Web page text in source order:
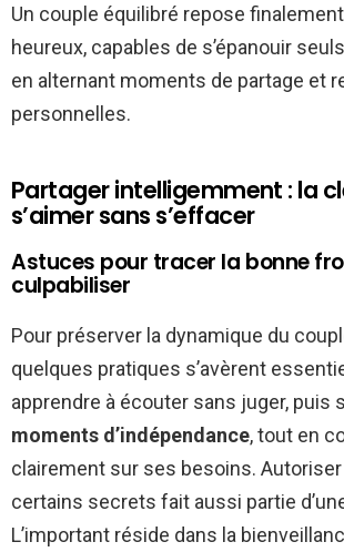
Un couple équilibré repose
heureux, capables de s’épanouir
en alternant moments de partage et
personnelles.
Partager intelligemment : la
s’aimer sans s’effacer
Astuces pour tracer la bonne
culpabiliser
Pour préserver la dynamique du
quelques pratiques s’avèrent
apprendre à écouter sans juger, puis
moments d’indépendance, tout en
clairement sur ses besoins.
certains secrets fait aussi partie
L’important réside dans la